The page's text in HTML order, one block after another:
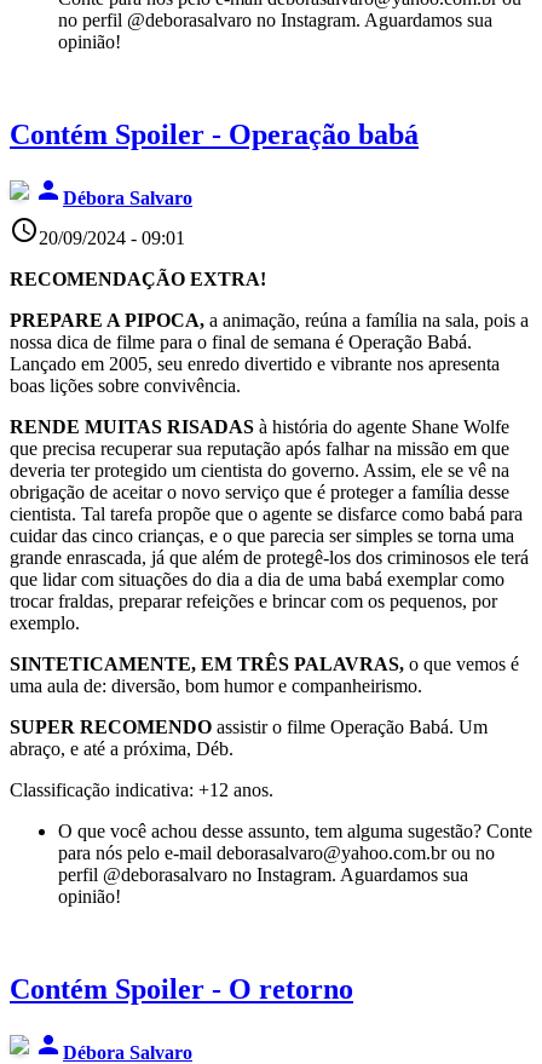
no perfil @deborasalvaro no Instagram. Aguardamos sua
opinião!
Contém Spoiler - Operação babá
person Débora Salvaro
access_time20/09/2024 - 09:01
RECOMENDAÇÃO EXTRA!
PREPARE A PIPOCA, a animação, reúna a família na sala, pois a
nossa dica de filme para o final de semana é Operação Babá.
Lançado em 2005, seu enredo divertido e vibrante nos apresenta
boas lições sobre convivência.
RENDE MUITAS RISADAS à história do agente Shane Wolfe
que precisa recuperar sua reputação após falhar na missão em que
deveria ter protegido um cientista do governo. Assim, ele se vê na
obrigação de aceitar o novo serviço que é proteger a família desse
cientista. Tal tarefa propõe que o agente se disfarce como babá para
cuidar das cinco crianças, e o que parecia ser simples se torna uma
grande enrascada, já que além de protegê-los dos criminosos ele terá
que lidar com situações do dia a dia de uma babá exemplar como
trocar fraldas, preparar refeições e brincar com os pequenos, por
exemplo.
SINTETICAMENTE, EM TRÊS PALAVRAS, o que vemos é
uma aula de: diversão, bom humor e companheirismo.
SUPER RECOMENDO assistir o filme Operação Babá. Um
abraço, e até a próxima, Déb.
Classificação indicativa: +12 anos.
O que você achou desse assunto, tem alguma sugestão? Conte
para nós pelo e-mail deborasalvaro@yahoo.com.br ou no
perfil @deborasalvaro no Instagram. Aguardamos sua
opinião!
Contém Spoiler - O retorno
person Débora Salvaro